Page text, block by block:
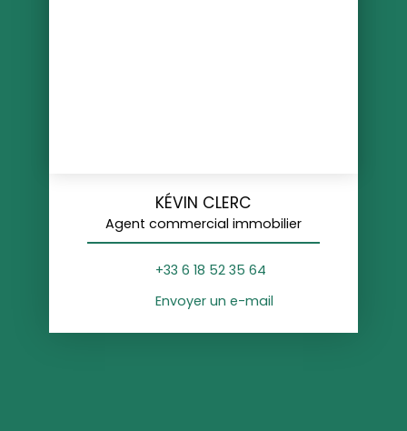
KÉVIN CLERC
Agent commercial immobilier
+33 6 18 52 35 64
Envoyer un e-mail